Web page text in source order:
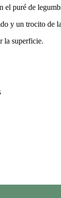
puré de
y un trocito de
la superficie.